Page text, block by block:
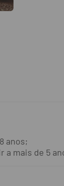
anos;
a mais de 5